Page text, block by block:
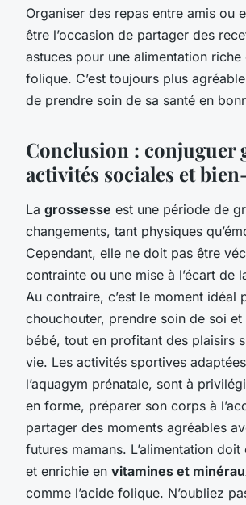
Organiser des repas entre amis ou
être l’occasion de partager des
astuces pour une alimentation riche
folique. C’est toujours plus
de prendre soin de sa santé en
Conclusion : conjuguer
activités sociales et
La grossesse est une période de
changements, tant physiques
Cependant, elle ne doit pas être
contrainte ou une mise à l’écart de
Au contraire, c’est le moment idéal
chouchouter, prendre soin de soi
bébé, tout en profitant des plaisirs
vie. Les activités sportives
l’aquagym prénatale, sont à
en forme, préparer son corps à
partager des moments agréables
futures mamans. L’alimentation
et enrichie en vitamines et
comme l’acide folique. N’oubliez